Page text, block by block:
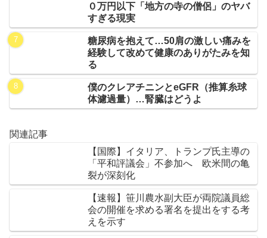
０万円以下「地方の寺の僧侶」のヤバ
すぎる現実
糖尿病を抱えて…50肩の激しい痛みを
経験して改めて健康のありがたみを知
る
僕のクレアチニンとeGFR（推算糸球
体濾過量）…腎臓はどうよ
関連記事
【国際】イタリア、トランプ氏主導の
「平和評議会」不参加へ 欧米間の亀
裂が深刻化
【速報】笹川農水副大臣が両院議員総
会の開催を求める署名を提出をする考
えを示す